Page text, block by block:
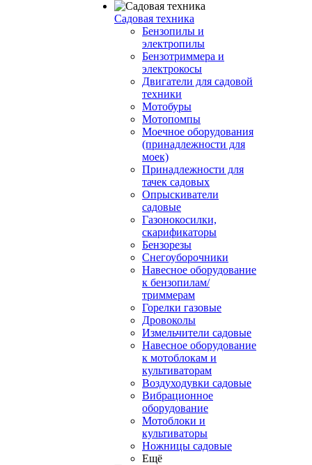
Садовая техника
Бензопилы и
электропилы
Бензотриммера и
электрокосы
Двигатели для садовой
техники
Мотобуры
Мотопомпы
Моечное оборудования
(принадлежности для
моек)
Принадлежности для
тачек садовых
Опрыскиватели
садовые
Газонокосилки,
скарификаторы
Бензорезы
Снегоуборочники
Навесное оборудование
к бензопилам/
триммерам
Горелки газовые
Дровоколы
Измельчители садовые
Навесное оборудование
к мотоблокам и
культиваторам
Воздуходувки садовые
Вибрационное
оборудование
Мотоблоки и
культиваторы
Ножницы садовые
Ещё